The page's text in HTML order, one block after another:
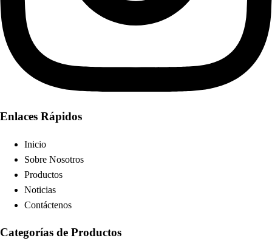
Enlaces Rápidos
Inicio
Sobre Nosotros
Productos
Noticias
Contáctenos
Categorías de Productos